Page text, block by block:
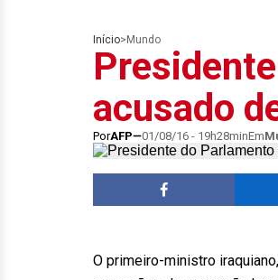
Início> Mundo
acusado
PorAFP 01/08/16 - 19h28minEm
O primeiro-ministro